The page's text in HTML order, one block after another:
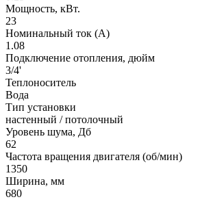
Мощность, кВт.
23
Номинальный ток (А)
1.08
Подключение отопления, дюйм
3/4'
Теплоноситель
Вода
Тип установки
настенный / потолочный
Уровень шума, Дб
62
Частота вращения двигателя (об/мин)
1350
Ширина, мм
680